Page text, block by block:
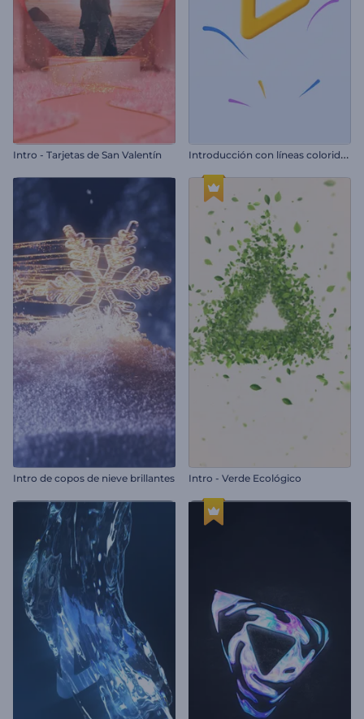
Intro - Tarjetas de San Valentín I
ntroducción con líneas coloridas giratorias
Intro de copos de nieve brillantes Intro - Verde Ecológico